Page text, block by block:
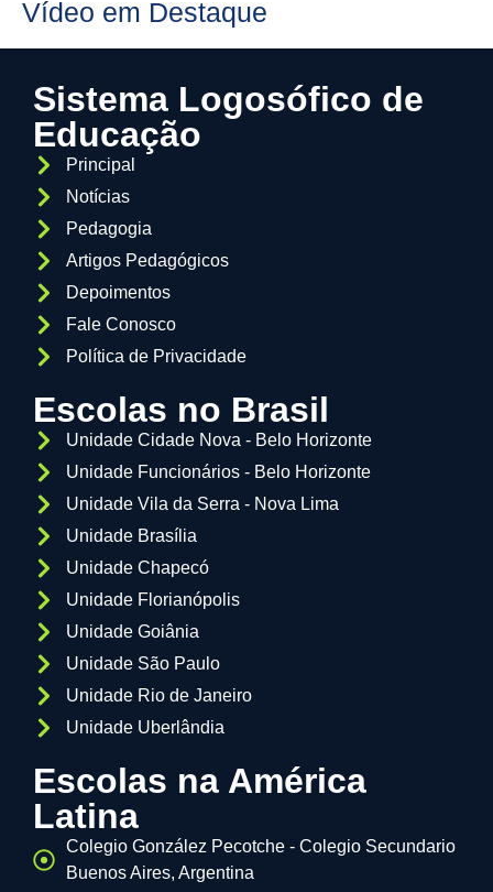
Vídeo em Destaque
Sistema Logosófico de
Educação
Principal
Notícias
Pedagogia
Artigos Pedagógicos
Depoimentos
Fale Conosco
Política de Privacidade
Escolas no Brasil
Unidade Cidade Nova - Belo Horizonte
Unidade Funcionários - Belo Horizonte
Unidade Vila da Serra - Nova Lima
Unidade Brasília
Unidade Chapecó
Unidade Florianópolis
Unidade Goiânia
Unidade São Paulo
Unidade Rio de Janeiro
Unidade Uberlândia
Escolas na América
Latina
Colegio González Pecotche - Colegio Secundario
Buenos Aires, Argentina